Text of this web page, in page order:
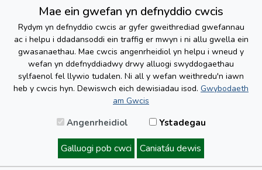
Mae ein gwefan yn defnyddio cwcis
Rydym yn defnyddio cwcis ar gyfer gweithrediad gwefannau
ac i helpu i ddadansoddi ein traffig er mwyn i ni allu gwella ein
gwasanaethau. Mae cwcis angenrheidiol yn helpu i wneud y
wefan yn ddefnyddiadwy drwy alluogi swyddogaethau
sylfaenol fel llywio tudalen. Ni all y wefan weithredu'n iawn
heb y cwcis hyn. Dewiswch eich dewisiadau isod. Gwybodaeth
am Gwcis
Angenrheidiol Ystadegau
Galluogi pob cwci Caniatáu dewis